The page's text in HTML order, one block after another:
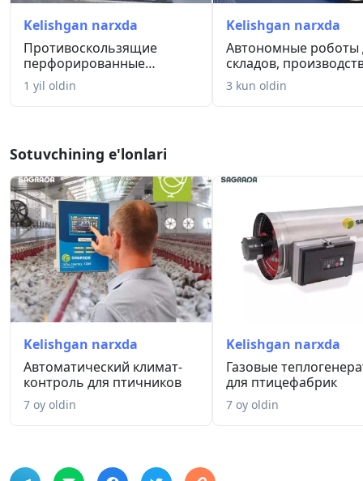
Kelishgan narxda
Противоскользящие
перфорированные
резиновые коврик...
1 yil oldin
Kelishgan narxda
Автономные роботы
складов,
рестор...
3 kun oldin
Sotuvchining e'lonlari
Kelishgan narxda
Автоматический климат-
контроль для птичников
7 oy oldin
Kelishgan narxda
Газовые
для птицефабрик
7 oy oldin